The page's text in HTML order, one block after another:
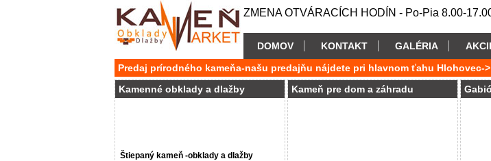
ZMENA OTVÁRACÍCH HODÍN - Po-Pia 8.00-
DOMOV KONTAKT GALÉRIA
Predaj prírodného kameňa-našu predajňu nájdete pri hlavnom ťahu Hlohovec-
Kamenné obklady a dlažby
Štiepaný kameň -obklady a dlažby
Kameň pre dom a záhradu